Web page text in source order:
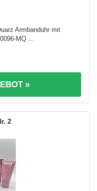
Armbanduhr mit
MQ ...
»
2